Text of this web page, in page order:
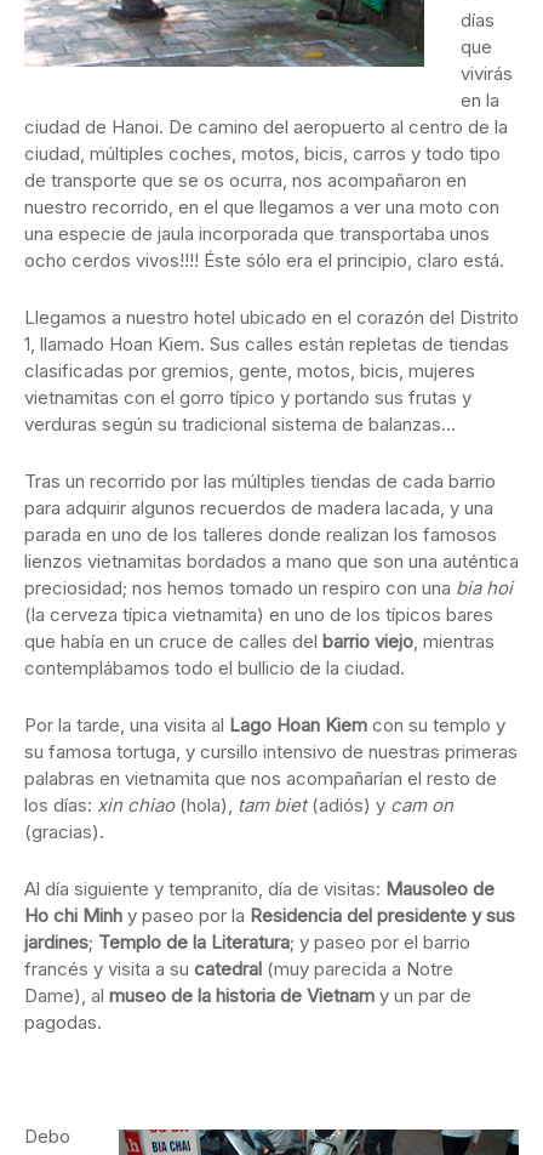
días
que
vivirás
en la
ciudad de Hanoi. De camino del aeropuerto al centro de la
ciudad, múltiples coches, motos, bicis, carros y todo tipo
de transporte que se os ocurra, nos acompañaron en
nuestro recorrido, en el que llegamos a ver una moto con
una especie de jaula incorporada que transportaba unos
ocho cerdos vivos!!!! Éste sólo era el principio, claro está.
Llegamos a nuestro hotel ubicado en el corazón del Distrito
1, llamado Hoan Kiem. Sus calles están repletas de tiendas
clasificadas por gremios, gente, motos, bicis, mujeres
vietnamitas con el gorro típico y portando sus frutas y
verduras según su tradicional sistema de balanzas…
Tras un recorrido por las múltiples tiendas de cada barrio
para adquirir algunos recuerdos de madera lacada, y una
parada en uno de los talleres donde realizan los famosos
lienzos vietnamitas bordados a mano que son una auténtica
preciosidad; nos hemos tomado un respiro con una bia hoi
(la cerveza típica vietnamita) en uno de los típicos bares
que había en un cruce de calles del barrio viejo, mientras
contemplábamos todo el bullicio de la ciudad.
Por la tarde, una visita al Lago Hoan Kiem con su templo y
su famosa tortuga, y cursillo intensivo de nuestras primeras
palabras en vietnamita que nos acompañarían el resto de
los días: xin chiao(hola), tam biet(adiós) y cam on
(gracias).
Al día siguiente y tempranito, día de visitas: Mausoleo de
Ho chi Minh y paseo por la Residencia del presidente y sus
jardines; Templo de la Literatura; y paseo por el barrio
francés y visita a su catedral (muy parecida a Notre
Dame), al museo de la historia de Vietnam y un par de
pagodas.
Debo